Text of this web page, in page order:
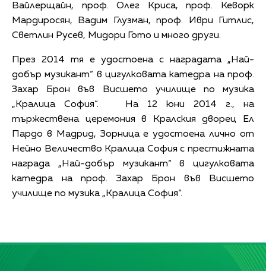
Вайлерщайн, проф. Олег Криса, проф. Кеворк
Мардиросян, Вадим Глузман, проф. Иври Гитлис,
Светлин Русев, Мидори Гото и много други.
През 2014 тя е удостоена с наградата „Най-
добър музикант“ в цигулковата катедра на проф.
Захар Брон във Висшето училище по музика
„Кралица София“. На 12 юни 2014 г., на
тържествена церемония в Кралския дворец Ел
Пардо в Мадрид, Зорница е удостоена лично от
Нейно Величество Кралица София с престижната
награда „Най-добър музикант“ в цигулковата
катедра на проф. Захар Брон във Висшето
училище по музика „Кралица София“.